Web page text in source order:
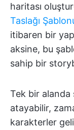
haritası
Taslağı
itibaren bir
aksine, bu
sahip bir
Tek bir alanda
atayabilir,
karakterler